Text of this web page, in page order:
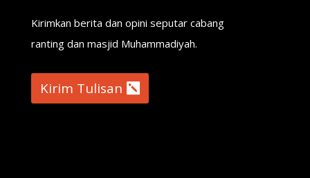
Kirimkan berita dan opini seputar cabang
ranting dan masjid Muhammadiyah.
Kirim Tulisan